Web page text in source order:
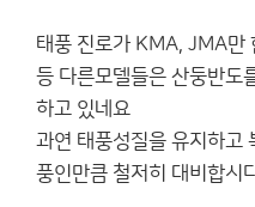
태풍 진로가 KMA, JMA만
등 다른모델들은 산둥반도
하고 있네요
과연 태풍성질을 유지하고
풍인만큼 철저히 대비합시